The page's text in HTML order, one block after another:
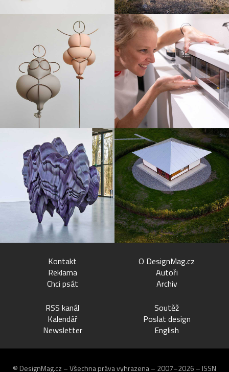
Kontakt
Reklama
Chci psát
O DesignMag.cz
Autoři
Archiv
RSS kanál
Kalendář
Newsletter
Soutěž
Poslat design
English
© DesignMag.cz – Všechna práva vyhrazena – 2007–2026 – ISSN